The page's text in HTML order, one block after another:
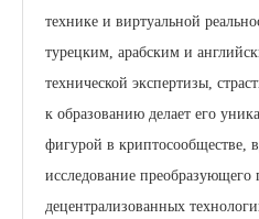
технике и виртуальной
турецким, арабским и
технической экспертизы,
к образованию делает его
фигурой в криптосообществе,
исследование преобразующего
децентрализованных